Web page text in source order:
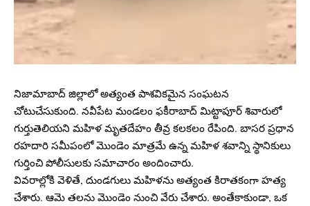
నిజామాబాద్ జిల్లాలో అత్యంత పాశవికమైన సంఘటన
చోటుచేసుకుంది. నవీపేట మండలం ఫకీరాబాద్ మిట్టాపూర్ శివారులో
గుర్తుతెలియని మహిళ మృతదేహం తీవ్ర కలకలం రేపింది. బాసర ప్రధాన
రహదారి సమీపంలో మొండెం మాత్రమే ఉన్న మహిళ శవాన్ని స్థానికులు
గుర్తించి పోలీసులకు సమాచారం అందించారు.
వివరాల్లోకి వెళితే, దుండగులు మహిళను అత్యంత కిరాతకంగా హత్య
చేశారు. ఆమె తలను మొండెం నుంచి వేరు చేశారు. అంతేకాకుండా, ఒక